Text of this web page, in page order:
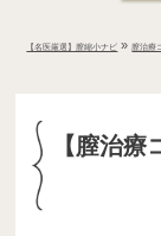
【名医厳選】膣縮小ナビ »膣治療
【膣治